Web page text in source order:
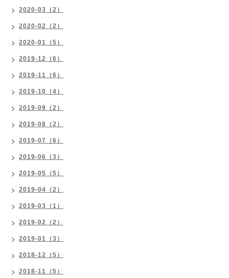
2020-03（2）
2020-02（2）
2020-01（5）
2019-12（6）
2019-11（6）
2019-10（4）
2019-09（2）
2019-08（2）
2019-07（6）
2019-06（3）
2019-05（5）
2019-04（2）
2019-03（1）
2019-02（2）
2019-01（3）
2018-12（5）
2018-11（5）